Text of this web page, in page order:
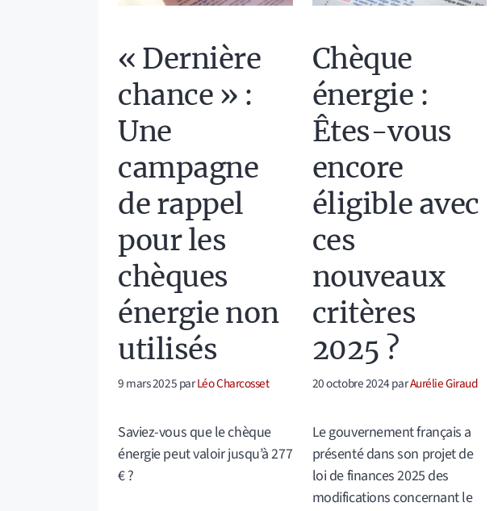
« Dernière
chance » :
Une
campagne
de rappel
pour les
chèques
énergie non
utilisés
9 mars 2025parLéo Charcosset
Saviez-vous que le chèque
énergie peut valoir jusqu’à 277
€ ?
Chèque
énergie :
Êtes-vous
encore
éligible avec
ces
nouveaux
critères
2025 ?
20 octobre 2024parAurélie Giraud
Le gouvernement français a
présenté dans son projet de
loi de finances 2025 des
modifications concernant le